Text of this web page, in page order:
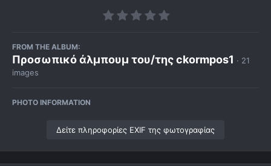
FROM THE ALBUM:
Προσωπικό άλμπουμ του/της ckormpos1 · 21
images
PHOTO INFORMATION
Δείτε πληροφορίες EXIF της φωτογραφίας